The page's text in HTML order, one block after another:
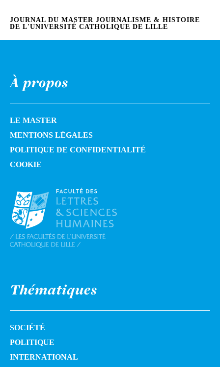
JOURNAL DU MASTER JOURNALISME & HISTOIRE
DE L'UNIVERSITÉ CATHOLIQUE DE LILLE
À propos
LE MASTER
MENTIONS LÉGALES
POLITIQUE DE CONFIDENTIALITÉ
COOKIE
Thématiques
SOCIÉTÉ
POLITIQUE
INTERNATIONAL